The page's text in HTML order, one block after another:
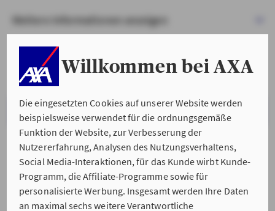
Willkommen bei AXA
Die eingesetzten Cookies auf unserer Website werden
beispielsweise verwendet für die ordnungsgemäße
Funktion der Website, zur Verbesserung der
Nutzererfahrung, Analysen des Nutzungsverhaltens,
Social Media-Interaktionen, für das Kunde wirbt Kunde-
Programm, die Affiliate-Programme sowie für
personalisierte Werbung. Insgesamt werden Ihre Daten
an maximal sechs weitere Verantwortliche
Weitere Informationen anzeigen
VERSTANDEN & WEITER